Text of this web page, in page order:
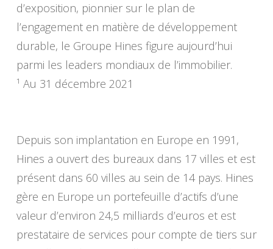
d’exposition, pionnier sur le plan de
l’engagement en matière de développement
durable, le Groupe Hines figure aujourd’hui
parmi les leaders mondiaux de l’immobilier.
¹ Au 31 décembre 2021
Depuis son implantation en Europe en 1991,
Hines a ouvert des bureaux dans 17 villes et est
présent dans 60 villes au sein de 14 pays. Hines
gère en Europe un portefeuille d’actifs d’une
valeur d’environ 24,5 milliards d’euros et est
prestataire de services pour compte de tiers sur